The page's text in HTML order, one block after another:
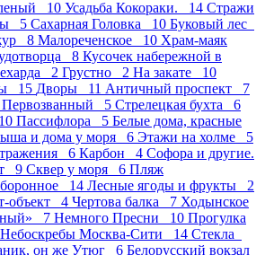
10 Усадьба Кокораки. 14 Стражи
5 Сахарная Головка 10 Буковый лес
8 Малореченское 10 Храм-маяк
8 Кусочек набережной в
2 Грустно 2 На закате 10
15 Дворы 11 Античный проспект 7
Первозванный 5 Стрелецкая бухта 6
Пасcифлора 5 Белые дома, красные
и дома у моря 6 Этажи на холме 5
6 Карбон 4 Софора и другие.
9 Сквер у моря 6 Пляж
14 Лесные ягоды и фрукты 2
объект 4 Чертова балка 7 Ходынское
7 Немного Пресни 10 Прогулка
Небоскребы Москва-Сити 14 Стекла
он же Утюг 6 Белорусский вокзал